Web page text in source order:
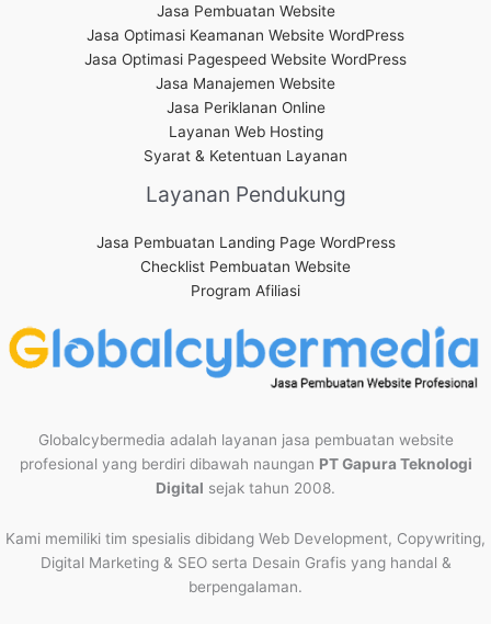
Jasa Pembuatan Website
Jasa Optimasi Keamanan Website WordPress
Jasa Optimasi Pagespeed Website WordPress
Jasa Manajemen Website
Jasa Periklanan Online
Layanan Web Hosting
Syarat & Ketentuan Layanan
Layanan Pendukung
Jasa Pembuatan Landing Page WordPress
Checklist Pembuatan Website
Program Afiliasi
Globalcybermedia adalah layanan jasa pembuatan website
profesional yang berdiri dibawah naungan PT Gapura Teknologi
Digital sejak tahun 2008.
Kami memiliki tim spesialis dibidang Web Development, Copywriting,
Digital Marketing & SEO serta Desain Grafis yang handal &
berpengalaman.